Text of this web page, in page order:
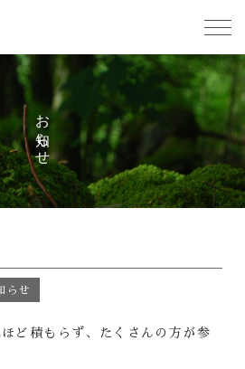
お知らせ
らせ
ど積もらず、たくさんの方が参